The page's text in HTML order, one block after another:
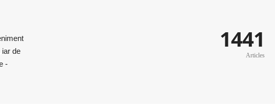
iar de
-
1441
Articles